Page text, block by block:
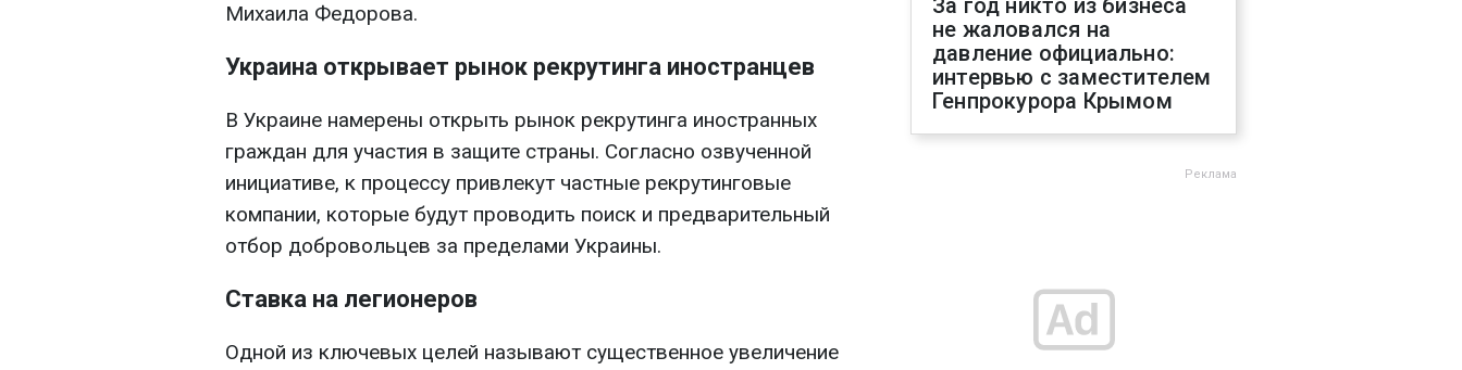
Михаила Федорова.
Украина открывает рынок рекрутинга иностранцев
В Украине намерены открыть рынок рекрутинга иностранных
граждан для участия в защите страны. Согласно озвученной
инициативе, к процессу привлекут частные рекрутинговые
компании, которые будут проводить поиск и предварительный
отбор добровольцев за пределами Украины.
Ставка на легионеров
Одной из ключевых целей называют существенное увеличение
За год никто из бизнеса
не жаловался на
давление официально:
интервью с заместителем
Генпрокурора Крымом